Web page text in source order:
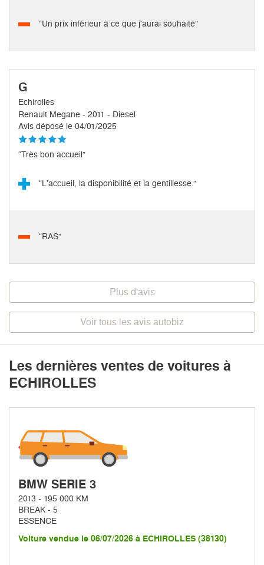
“Un prix inférieur à ce que j'aurai souhaité”
G
Echirolles
Renault Megane - 2011 - Diesel
Avis déposé le 04/01/2025
“Très bon accueil”
“L'accueil, la disponibilité et la gentillesse.”
“RAS”
Plus d'avis
Voir tous les avis autobiz
Les dernières ventes de voitures à
ECHIROLLES
BMW SERIE 3
2013 - 195 000 KM
BREAK - 5
ESSENCE
Voiture vendue le 06/07/2026 à ECHIROLLES (38130)